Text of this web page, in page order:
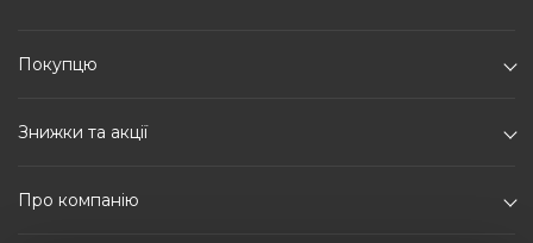
Покупцю
Знижки та акції
Про компанію